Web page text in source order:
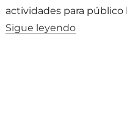
actividades para público
Sigue leyendo